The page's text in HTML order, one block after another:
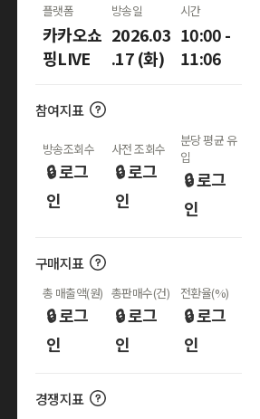
플랫폼
카카오쇼
핑LIVE
방송일
2026.03
.17 (화)
시간
10:00 -
11:06
참여지표
방송조회수
🔒 로그
인
사전 조회수
🔒 로그
인
분당 평균 유
입
🔒 로그
인
구매지표
총 매출액(원)
🔒 로그
인
총판매수(건)
🔒 로그
인
전환율(%)
🔒 로그
인
경쟁지표